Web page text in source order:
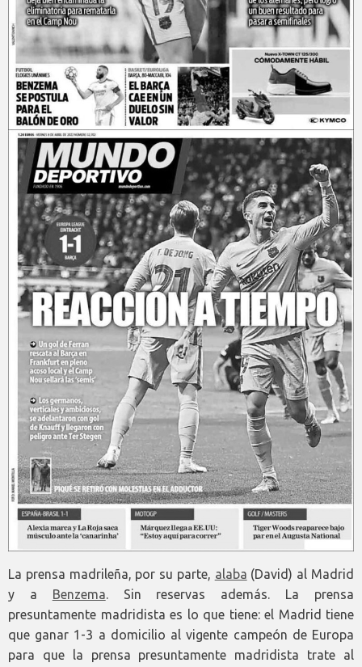
La prensa madrileña, por su parte, alaba (David) al Madrid
y a Benzema. Sin reservas además. La prensa
presuntamente madridista es lo que tiene: el Madrid tiene
que ganar 1-3 a domicilio al vigente campeón de Europa
para que la prensa presuntamente madridista trate al